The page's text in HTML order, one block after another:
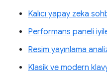
Kalıcı yapay zeka
Performans paneli
Resim yayınlama
Klasik ve modern